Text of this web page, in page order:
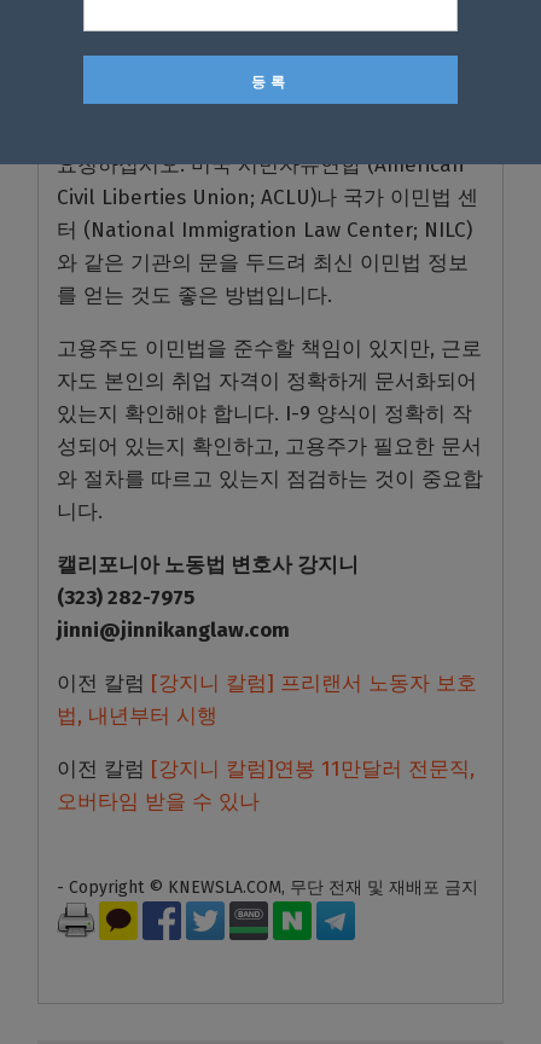
담을 통해 현재 처한 상황에 맞는 다른 이민 경
비자, 기타 보호를 받을 수 있는 장기적인 이민
요청하십시오. 미국 시민자유연합 (American
Civil Liberties Union; ACLU)나 국가 이민법 센
터 (National Immigration Law Center; NILC)
와 같은 기관의 문을 두드려 최신 이민법 정보
를 얻는 것도 좋은 방법입니다.
고용주도 이민법을 준수할 책임이 있지만, 근로
자도 본인의 취업 자격이 정확하게 문서화되어
있는지 확인해야 합니다. I-9 양식이 정확히 작
성되어 있는지 확인하고, 고용주가 필요한 문서
와 절차를 따르고 있는지 점검하는 것이 중요합
니다.
캘리포니아 노동법 변호사 강지니
(323) 282-7975
jinni@jinnikanglaw.com
이전 칼럼 [강지니 칼럼] 프리랜서 노동자 보호
법, 내년부터 시행
이전 칼럼 [강지니 칼럼]연봉 11만달러 전문직,
오버타임 받을 수 있나
- Copyright © KNEWSLA.COM, 무단 전재 및 재배포 금지